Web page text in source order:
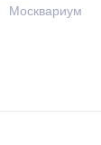
Москвариум